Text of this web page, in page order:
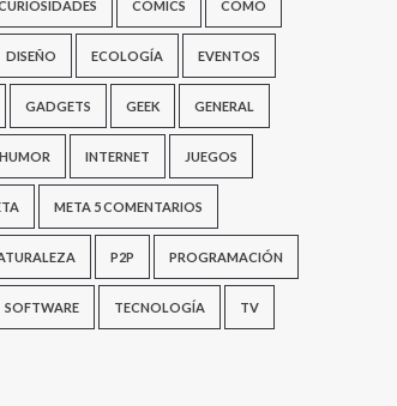
CÓMICS CÓMO
DISEÑO ECOLOGÍA EVENTOS
GADGETS GEEK GENERAL
HUMOR INTERNET JUEGOS
META 5 COMENTARIOS
P2P PROGRAMACIÓN
SOFTWARE TECNOLOGÍA TV